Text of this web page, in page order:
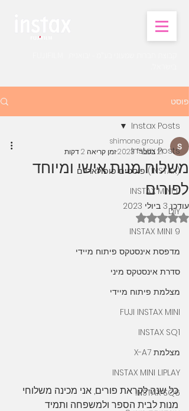
פוסט
Instax Posts
(INSTAX) פוסטים פופולאריים
INSTAX MINI 11
DIY
INSTAX MINI 9
מדפסת אינסטקס פיתוח מיידי
סדרת אינסטקס מיני
מצלמת פיתוח מיידי
FUJI INSTAX MINI
INSTAX SQ1
מצלמת X-A7
INSTAX MINI LIPLAY
INSTAX SQ6
Instax Posts
משלוח מנות אישי ומיוחד
לפורים
shimone group
21 בפבר׳ 2023
זמן קריאה 2 דקות
עודכן:3 ביולי 2023
דירוג של NaN מתוך 5 כוכבים
כל שנה לקראת פורים, אני מכינה משלוחי
מנות לבית הספר ולמשפחה ותמיד